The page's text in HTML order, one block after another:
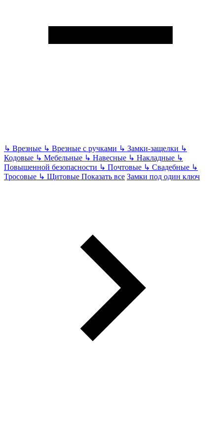
↳ Врезные ↳ Врезные с ручками ↳ Замки-защелки ↳
Кодовые ↳ Мебельные ↳ Навесные ↳ Накладные ↳
Повышенной безопасности ↳ Почтовые ↳ Свадебные ↳
Тросовые ↳ Щитовые Показать все Замки под один ключ